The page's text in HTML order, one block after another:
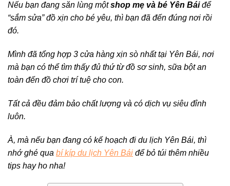
Nếu bạn đang săn lùng mộtshop mẹ và bé Yên Báiđể
“sắm sửa” đồ xịn cho bé yêu, thì bạn đã đến đúng nơi rồi
đó.
Mình đã tổng hợp 3 cửa hàng xịn sò nhất tại Yên Bái, nơi
mà bạn có thể tìm thấy đủ thứ từ đồ sơ sinh, sữa bột an
toàn đến đồ chơi trí tuệ cho con.
Tất cả đều đảm bảo chất lượng và có dịch vụ siêu đỉnh
luôn.
À, mà nếu bạn đang có kế hoạch đi du lịch Yên Bái, thì
nhớ ghé qua bí kíp du lịch Yên Bái để bỏ túi thêm nhiều
tips hay ho nha!